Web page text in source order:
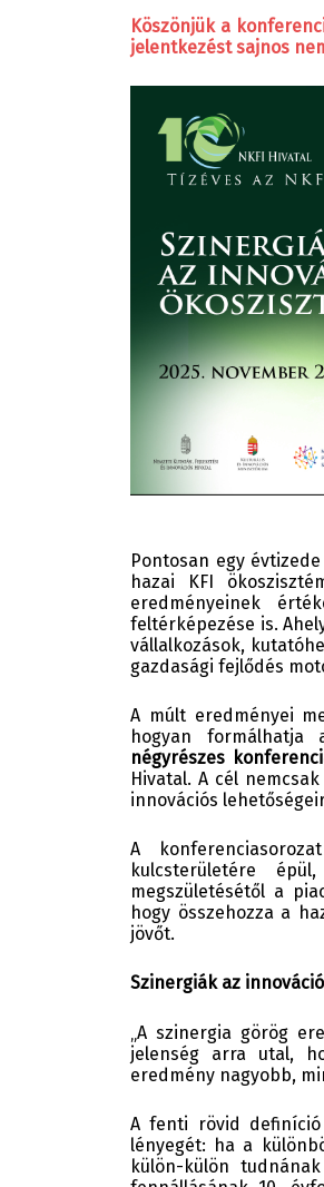
Köszönjük a
jelentkezést sajnos
Pontosan egy
hazai KFI
eredményeinek
feltérképezése is.
vállalkozások,
gazdasági fejlődés
A múlt eredményei
hogyan
négyrészes
Hivatal. A cél
innovációs
A
kulcsterületére
megszületésétől a
hogy összehozza a
jövőt.
Szinergiák az
„A szinergia görög
jelenség arra utal,
eredmény nagyobb,
A fenti rövid definíció
lényegét: ha a
külön-külön